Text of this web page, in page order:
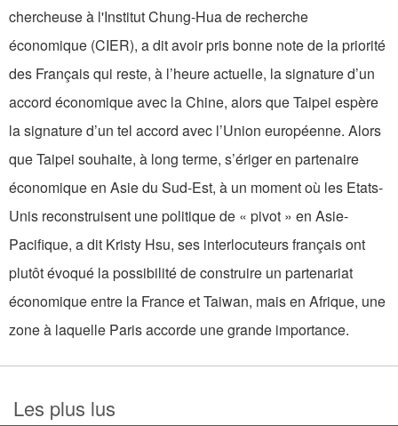
chercheuse à l'Institut Chung-Hua de recherche
économique (CIER), a dit avoir pris bonne note de la priorité
des Français qui reste, à l’heure actuelle, la signature d’un
accord économique avec la Chine, alors que Taipei espère
la signature d’un tel accord avec l’Union européenne. Alors
que Taipei souhaite, à long terme, s’ériger en partenaire
économique en Asie du Sud-Est, à un moment où les Etats-
Unis reconstruisent une politique de « pivot » en Asie-
Pacifique, a dit Kristy Hsu, ses interlocuteurs français ont
plutôt évoqué la possibilité de construire un partenariat
économique entre la France et Taiwan, mais en Afrique, une
zone à laquelle Paris accorde une grande importance.
Les plus lus